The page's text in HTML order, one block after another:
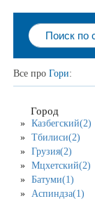
Все про Гори:
Город
Казбегский(2)
Тбилиси(2)
Грузия(2)
Мцхетский(2)
Батуми(1)
Аспиндза(1)